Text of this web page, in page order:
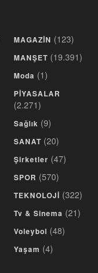
MAGAZİN (123)
MANŞET (19.391)
Moda (1)
PİYASALAR
(2.271)
Sağlık (9)
SANAT (20)
Şirketler (47)
SPOR (570)
TEKNOLOJİ (322)
Tv & Sinema (21)
Voleybol (48)
Yaşam (4)